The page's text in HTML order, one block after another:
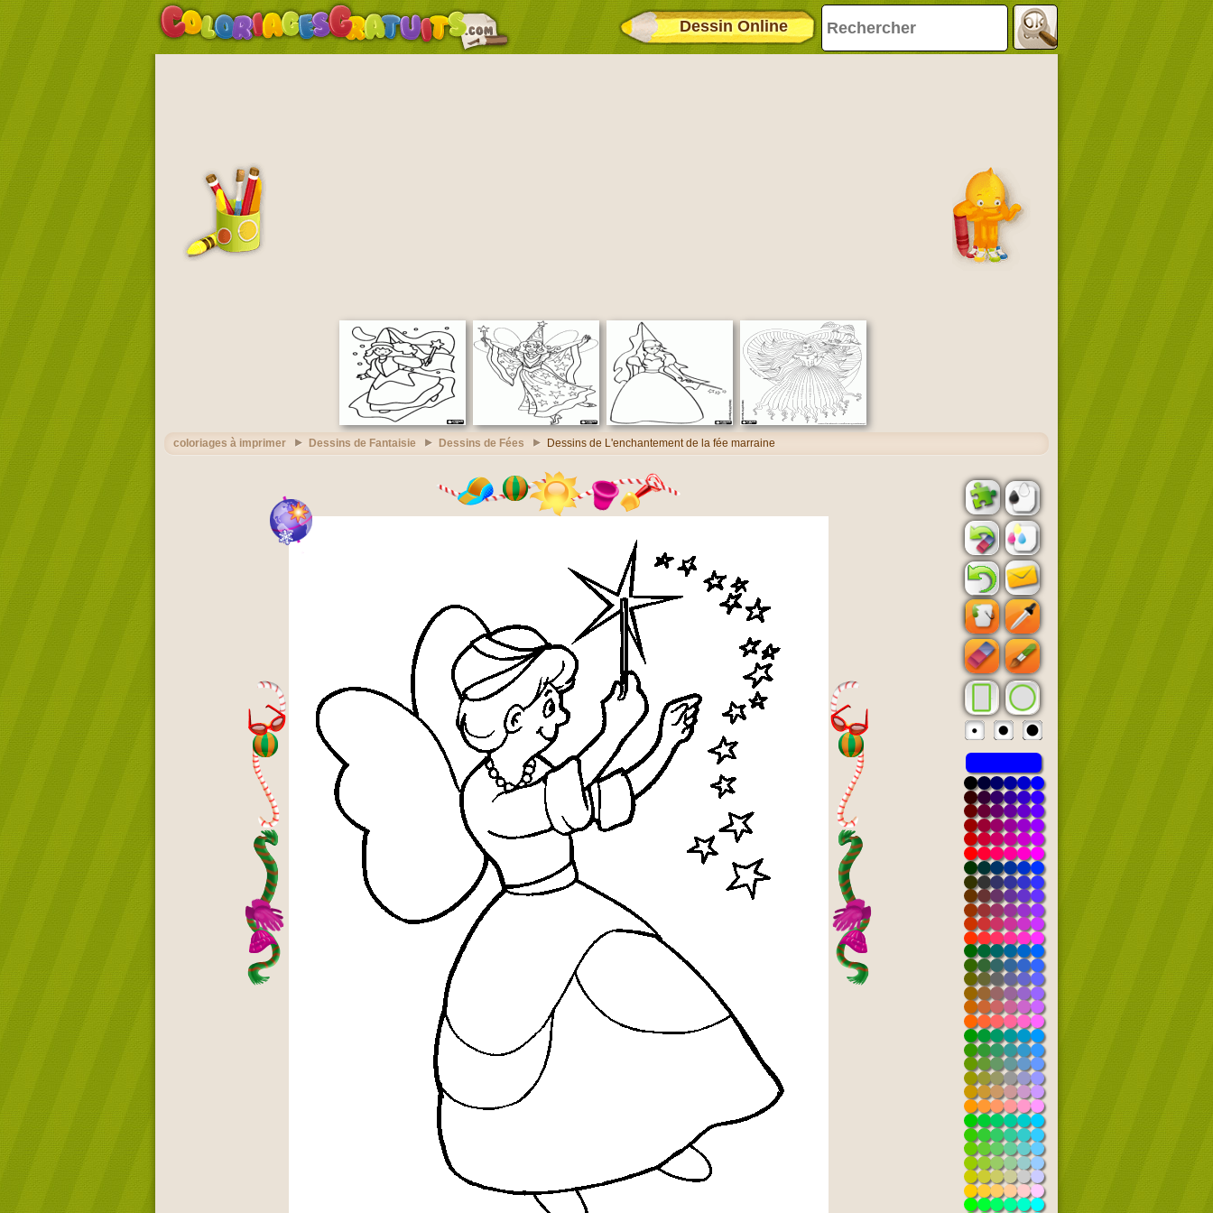
Dessin Online
coloriages à imprimer Dessins de Fantaisie Dessins de Fées Dessins de L'enchantement de la fée marraine